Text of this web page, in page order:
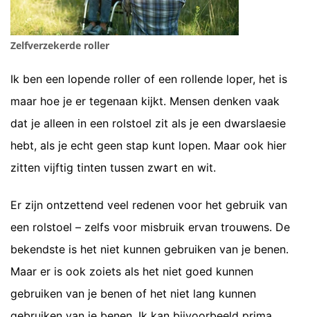
Zelfverzekerde roller
Ik ben een lopende roller of een rollende loper, het is
maar hoe je er tegenaan kijkt. Mensen denken vaak
dat je alleen in een rolstoel zit als je een dwarslaesie
hebt, als je echt geen stap kunt lopen. Maar ook hier
zitten vijftig tinten tussen zwart en wit.
Er zijn ontzettend veel redenen voor het gebruik van
een rolstoel – zelfs voor misbruik ervan trouwens. De
bekendste is het niet kunnen gebruiken van je benen.
Maar er is ook zoiets als het niet goed kunnen
gebruiken van je benen of het niet lang kunnen